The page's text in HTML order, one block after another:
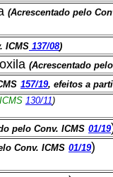
(Acrescentado pelo
ICMS 137/08)
(Acrescentado
157/19, efeitos a
130/11)
pelo Conv. ICMS 01/19
Conv. ICMS 01/19)